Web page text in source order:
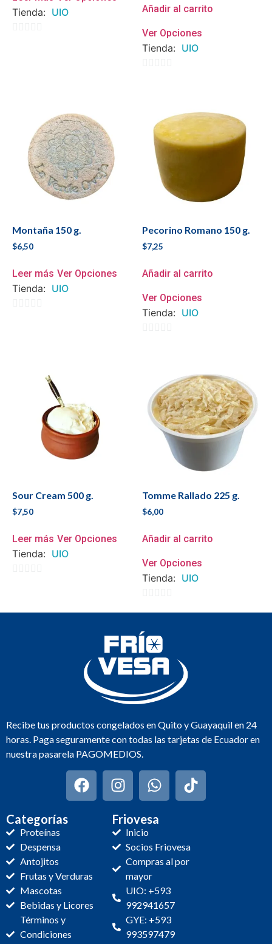
Tienda: UIO Añadir al carrito
Ver Opciones
Tienda: UIO
Montaña 150 g.
$6,50
Leer más Ver Opciones
Tienda: UIO
Pecorino Romano 150 g.
$7,25
Añadir al carrito
Ver Opciones
Tienda: UIO
Sour Cream 500 g.
$7,50
Leer más Ver Opciones
Tienda: UIO
5
Tomme Rallado 225 g.
$6,00
Añadir al carrito
Ver Opciones
Tienda: UIO
5
Recibe tus productos congelados en Quito y Guayaquil en 24
horas. Paga seguramente con todas las tarjetas de Ecuador en
nuestra pasarela PAGOMEDIOS.
Categorías
Proteínas
Despensa
Antojitos
Frutas y Verduras
Mascotas
Bebidas y Licores
Términos y
Condiciones
Friovesa
Inicio
Socios Friovesa
Compras al por
mayor
UIO: +593
992941657
GYE: +593
993597479